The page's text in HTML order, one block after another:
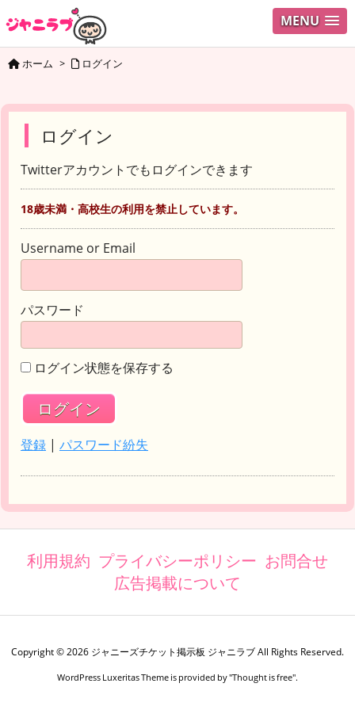
MENU
ホーム > ログイン
ログイン
Twitterアカウントでもログインできます
18歳未満・高校生の利用を禁止しています。
Username or Email
パスワード
ログイン状態を保存する
登録 | パスワード紛失
利用規約 プライバシーポリシー お問合せ
広告掲載について
Copyright ©2026 ジャニーズチケット掲示板 ジャニラブAll Rights Reserved.
WordPress Luxeritas Theme is provided by "Thought is free".